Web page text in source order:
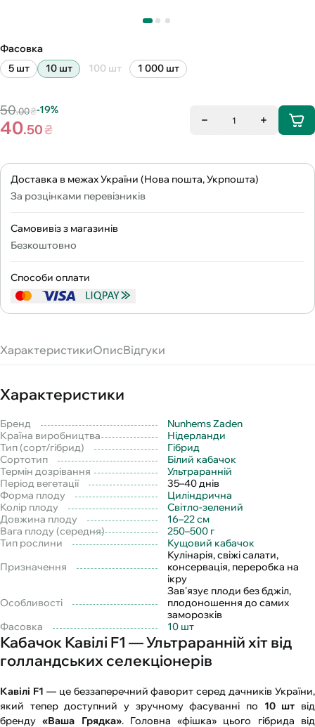
Фасовка
5 шт
10 шт 100 шт 1 000 шт
50.00₴-19%
40.50₴
1
Доставка в межах України (Нова пошта, Укрпошта)
За розцінками перевізників
Самовивіз з магазинів
Безкоштовно
Способи оплати
ХарактеристикиОписВідгуки
Характеристики
Бренд
Nunhems Zaden
Країна виробництва
Нідерланди
Тип (сорт/гібрид)
Гібрид
Сортотип
Білий кабачок
Термін дозрівання
Ультраранній
Період вегетації
35–40 днів
Форма плоду
Циліндрична
Колір плоду
Світло-зелений
Довжина плоду
16–22 см
Вага плоду (середня)
250–500 г
Тип рослини
Кущовий кабачок
Призначення
Кулінарія, свіжі салати,
консервація, переробка на
ікру
Особливості
Зав'язує плоди без бджіл,
плодоношення до самих
заморозків
Фасовка
10 шт
Кабачок Кавілі F1 — Ультраранній хіт від
голландських селекціонерів
Кавілі F1 — це беззаперечний фаворит серед дачників України,
який тепер доступний у зручному фасуванні по 10 шт від
бренду«Ваша Грядка». Головна «фішка» цього гібрида від